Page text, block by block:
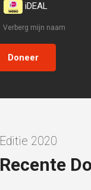
iDEAL
Verberg mijn naam
Editie 2020
Recente